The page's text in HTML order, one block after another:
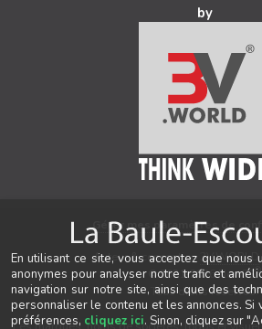
by
Gérer mes paramètres de
Auteur & conception 3V.WORLD
© 2021-2026 New3S®
Tous droits réservés.
Les marques, noms de sociétés, logos et
En utilisant ce site, vous acceptez que nous
anonymes pour analyser notre trafic et
navigation sur notre site, ainsi que des
personnaliser le contenu et les annonces. Si
préférences, cliquez ici. Sinon, cliquez sur